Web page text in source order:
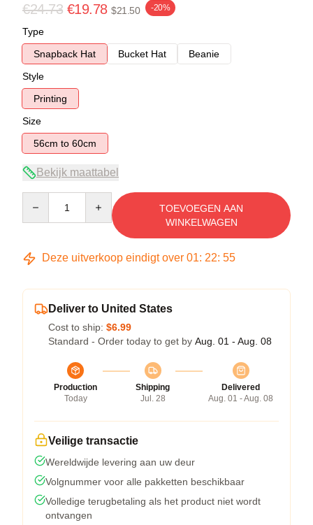
€24.73 €19.78 $21.50 -20%
Type
Snapback Hat
Bucket Hat
Beanie
Style
Printing
Size
56cm to 60cm
Bekijk maattabel
TOEVOEGEN AAN
WINKELWAGEN
Deze uitverkoop eindigt over 01: 22: 54
Deliver to United States
Cost to ship: $6.99
Standard - Order today to get by Aug. 01 - Aug. 08
Production
Today
Shipping
Jul. 28
Delivered
Aug. 01 - Aug. 08
Veilige transactie
Wereldwijde levering aan uw deur
Volgnummer voor alle pakketten beschikbaar
Volledige terugbetaling als het product niet wordt
ontvangen